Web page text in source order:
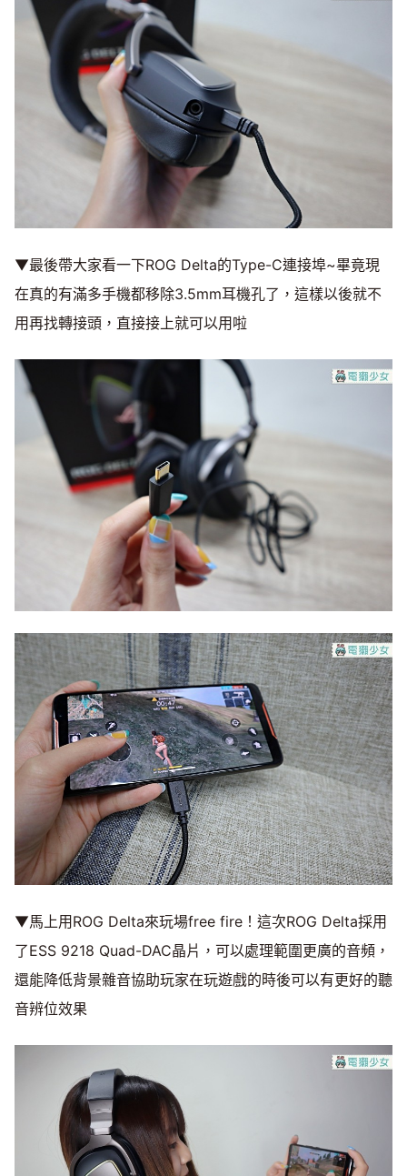
▼最後帶大家看一下ROG Delta的Type-C連接埠~畢竟現
在真的有滿多手機都移除3.5mm耳機孔了，這樣以後就不
用再找轉接頭，直接接上就可以用啦
▼馬上用ROG Delta來玩場free fire！這次ROG Delta採用
了ESS 9218 Quad-DAC晶片，可以處理範圍更廣的音頻，
還能降低背景雜音協助玩家在玩遊戲的時後可以有更好的聽
音辨位效果